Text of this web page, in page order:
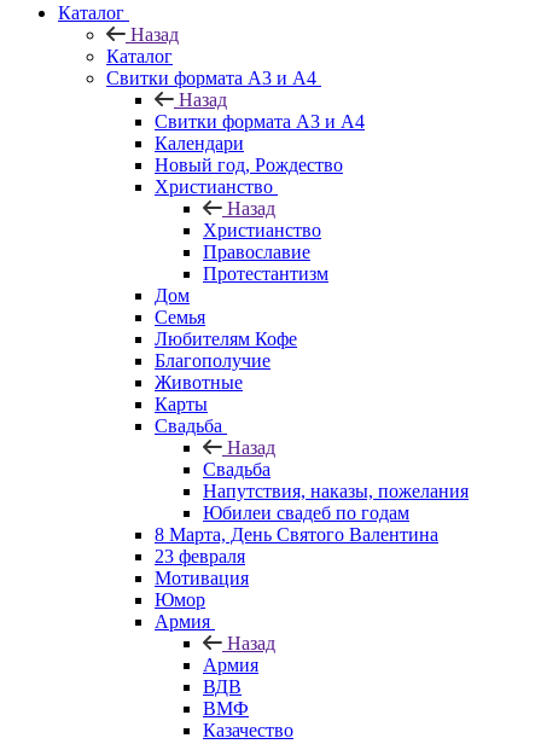
Каталог
Назад
Каталог
Свитки формата А3 и А4
Назад
Свитки формата А3 и А4
Календари
Новый год, Рождество
Христианство
Назад
Христианство
Православие
Протестантизм
Дом
Семья
Любителям Кофе
Благополучие
Животные
Карты
Свадьба
Назад
Свадьба
Напутствия, наказы, пожелания
Юбилеи свадеб по годам
8 Марта, День Святого Валентина
23 февраля
Мотивация
Юмор
Армия
Назад
Армия
ВДВ
ВМФ
Казачество